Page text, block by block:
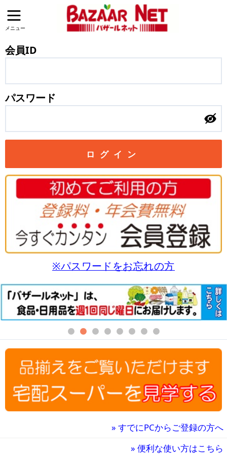
メニュー
会員ID
パスワード
ログイン
※パスワードをお忘れの方
» すでにPCからご登録の方へ
» 便利な使い方はこちら